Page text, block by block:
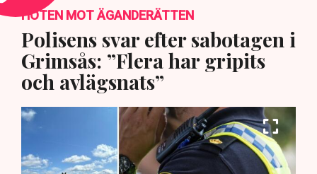
HOTEN MOT ÄGANDERÄTTEN
Polisens svar efter sabotagen i
Grimsås: ”Flera har gripits
och avlägsnats”